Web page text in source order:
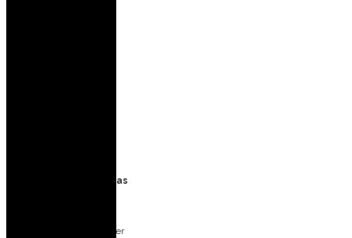
Especificações Técnicas
Composição: 100% Poliéster